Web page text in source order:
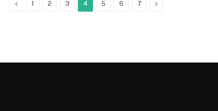
Previous
1 2 3 4 5 6 7 Next